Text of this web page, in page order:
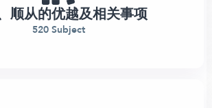
顺从的优越及相关事项
520 Subject